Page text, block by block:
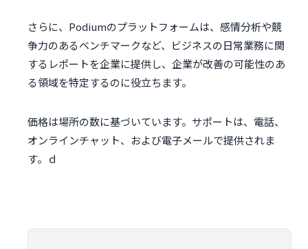
さらに、Podiumのプラットフォームは、感情分析や競
争力のあるベンチマークなど、ビジネスの日常業務に関
するレポートを企業に提供し、企業が改善の可能性のあ
る領域を特定するのに役立ちます。
価格は場所の数に基づいています。サポートは、電話、
オンラインチャット、および電子メールで提供されま
す。ｄ